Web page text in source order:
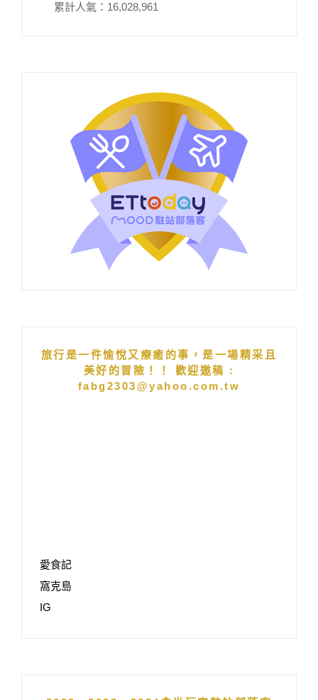
累計人氣： 16,028,961
旅行是一件愉悅又療癒的事，是一場精采且
美好的冒險！！ 歡迎邀稿 :
fabg2303@yahoo.com.tw
愛食記
窩克島
IG